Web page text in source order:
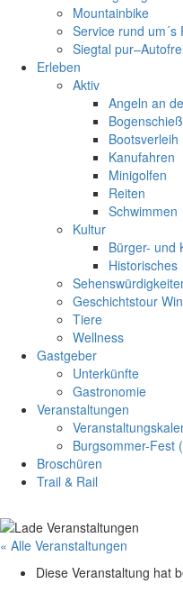
Mountainbike
Service rund um´s
Siegtal
Erleben
Aktiv
Angeln an
Bootsverleih
Kanufahren
Minigolfen
Reiten
Schwimmen
Kultur
Bürger- und
Historisches
Geschichtstour
Tiere
Wellness
Gastgeber
Unterkünfte
Gastronomie
Veranstaltungen
Burgsommer-Fest
Broschüren
Trail & Rail
« Alle Veranstaltungen
Diese Veranstaltung hat